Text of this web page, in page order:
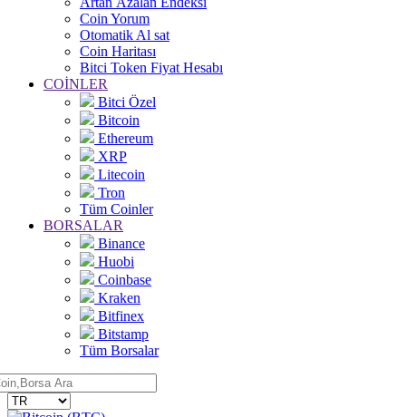
Coin Yorum
Otomatik Al sat
Coin Haritası
Bitci Token Fiyat Hesabı
COİNLER
Bitci Özel
Bitcoin
Ethereum
XRP
Litecoin
Tron
Tüm Coinler
BORSALAR
Binance
Huobi
Coinbase
Kraken
Bitfinex
Bitstamp
Tüm Borsalar